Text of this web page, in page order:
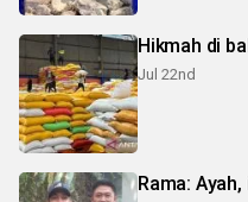
Hikmah di
Jul 22nd
Rama: